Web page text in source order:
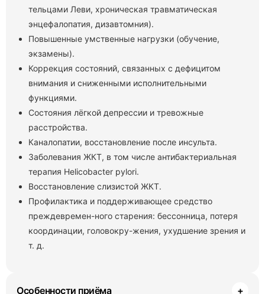
тельцами Леви, хроническая травматическая
энцефалопатия, дизавтомния).
Повышенные умственные нагрузки (обучение,
экзамены).
Коррекция состояний, связанных с дефицитом
внимания и сниженными исполнительными
функциями.
Состояния лёгкой депрессии и тревожные
расстройства.
Каналопатии, восстановление после инсульта.
Заболевания ЖКТ, в том числе антибактериальная
терапия Helicobacter pylori.
Восстановление слизистой ЖКТ.
Профилактика и поддерживающее средство
преждевремен-ного старения: бессонница, потеря
координации, головокру-жения, ухудшение зрения и
т. д.
Особенности приёма +